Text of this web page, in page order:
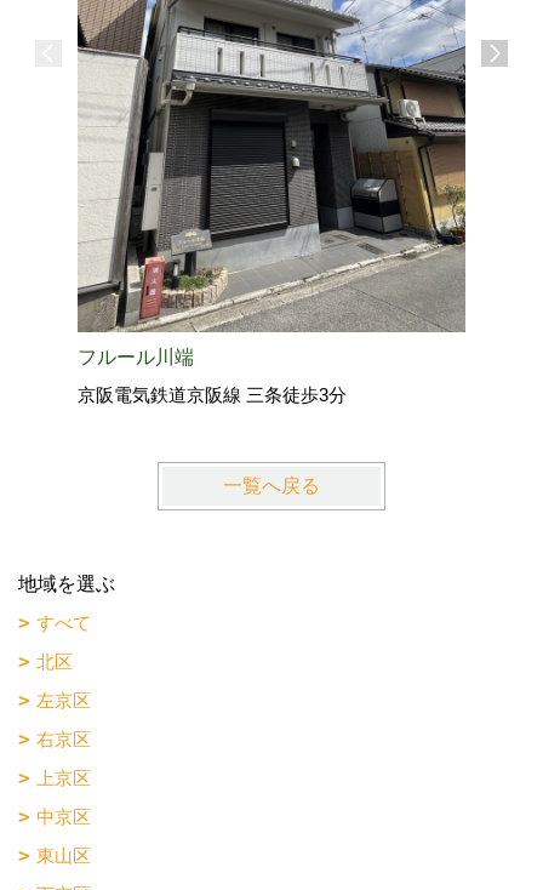
フルール川端
京阪電気鉄道京阪線 三条徒歩3分
一覧へ戻る
地域を選ぶ
すべて
北区
左京区
右京区
上京区
中京区
東山区